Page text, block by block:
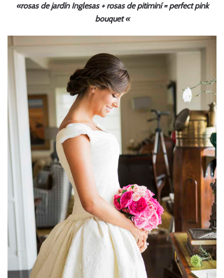
«rosas de jardín Inglesas + rosas de pitiminí = perfect pink
bouquet «